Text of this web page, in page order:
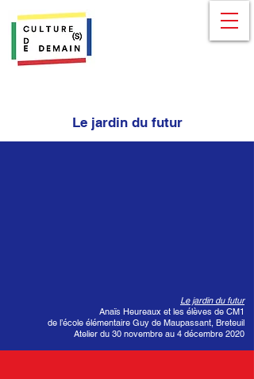
Le jardin du futur
Le jardin du futur
Anaïs Heureaux et les élèves de CM1
de l’école élémentaire Guy de Maupassant, Breteuil
Atelier du 30 novembre au 4 décembre 2020